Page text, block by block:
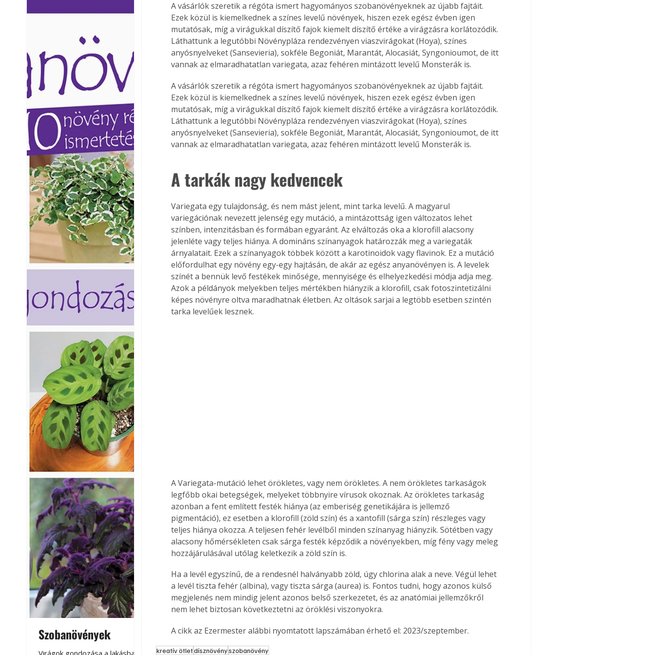
Ezermester lapszámai. A
Laptapir kényelmes megoldás,
mert: – t
Szobanövények
Virágoskert: kertben,
teraszon, lakásban
Gyógyító növények: a
természet kincsei az
A vásárlók szeretik a régóta ismert hagyományos szobanövényeknek az újabb fajtáit.
Ezek közül is kiemelkednek a színes levelű növények, hiszen ezek egész évben igen
mutatósak, míg a virágukkal díszítő fajok kiemelt díszítő értéke a virágzásra korlátozódik.
Láthattunk a legutóbbi Növénypláza rendezvényen viaszvirágokat (Hoya), színes
anyósnyelveket (Sansevieria), sokféle Begoniát, Marantát, Alocasiát, Syngonioumot, de itt
vannak az elmaradhatatlan variegata, azaz fehéren mintázott levelű Monsterák is.
A vásárlók szeretik a régóta ismert hagyományos szobanövényeknek az újabb fajtáit.
Ezek közül is kiemelkednek a színes levelű növények, hiszen ezek egész évben igen
mutatósak, míg a virágukkal díszítő fajok kiemelt díszítő értéke a virágzásra korlátozódik.
Láthattunk a legutóbbi Növénypláza rendezvényen viaszvirágokat (Hoya), színes
anyósnyelveket (Sansevieria), sokféle Begoniát, Marantát, Alocasiát, Syngonioumot, de itt
vannak az elmaradhatatlan variegata, azaz fehéren mintázott levelű Monsterák is.
A tarkák nagy kedvencek
Variegata egy tulajdonság, és nem mást jelent, mint tarka levelű. A magyarul
variegációnak nevezett jelenség egy mutáció, a mintázottság igen változatos lehet
színben, intenzitásban és formában egyaránt. Az elváltozás oka a klorofill alacsony
jelenléte vagy teljes hiánya. A domináns színanyagok határozzák meg a variegaták
árnyalatait. Ezek a színanyagok többek között a karotinoidok vagy flavinok. Ez a mutáció
előfordulhat egy növény egy-egy hajtásán, de akár az egész anyanövényen is. A levelek
színét a bennük levő festékek minősége, mennyisége és elhelyezkedési módja adja meg.
Azok a példányok melyekben teljes mértékben hiányzik a klorofill, csak fotoszintetizálni
képes növényre oltva maradhatnak életben. Az oltások sarjai a legtöbb esetben szintén
tarka levelűek lesznek.
A Variegata-mutáció lehet örökletes, vagy nem örökletes. A nem örökletes tarkaságok
legfőbb okai betegségek, melyeket többnyire vírusok okoznak. Az örökletes tarkaság
azonban a fent említett festék hiánya (az emberiség genetikájára is jellemző
pigmentáció), ez esetben a klorofill (zöld szín) és a xantofill (sárga szín) részleges vagy
teljes hiánya okozza. A teljesen fehér levélből minden színanyag hiányzik. Sötétben vagy
alacsony hőmérsékleten csak sárga festék képződik a növényekben, míg fény vagy meleg
hozzájárulásával utólag keletkezik a zöld szín is.
Ha a levél egyszínű, de a rendesnél halványabb zöld, úgy chlorina alak a neve. Végül lehet
a levél tiszta fehér (albina), vagy tiszta sárga (aurea) is. Fontos tudni, hogy azonos külső
megjelenés nem mindig jelent azonos belső szerkezetet, és az anatómiai jellemzőkről
nem lehet biztosan következtetni az öröklési viszonyokra.
A cikk az Ezermester alábbi nyomtatott lapszámában érhető el: 2023/szeptember.
kreatív ötletdísznövényszobanövény